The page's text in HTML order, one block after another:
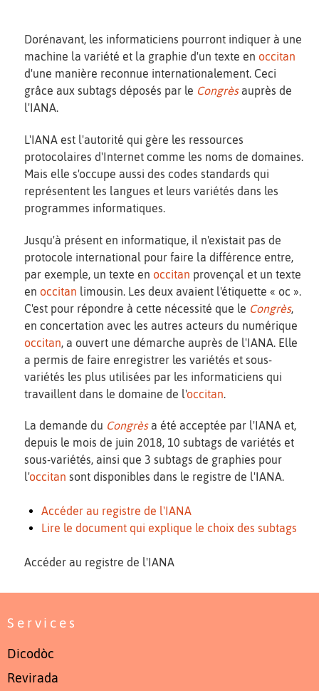
Dorénavant, les informaticiens pourront indiquer à une
machine la variété et la graphie d'un texte en occitan
d'une manière reconnue internationalement. Ceci
grâce aux subtags déposés par le Congrèsauprès de
l'IANA.
L'IANA est l'autorité qui gère les ressources
protocolaires d'Internet comme les noms de domaines.
Mais elle s'occupe aussi des codes standards qui
représentent les langues et leurs variétés dans les
programmes informatiques.
Jusqu'à présent en informatique, il n'existait pas de
protocole international pour faire la différence entre,
par exemple, un texte en occitan provençal et un texte
en occitan limousin. Les deux avaient l'étiquette « oc ».
C'est pour répondre à cette nécessité que le Congrès,
en concertation avec les autres acteurs du numérique
occitan, a ouvert une démarche auprès de l'IANA. Elle
a permis de faire enregistrer les variétés et sous-
variétés les plus utilisées par les informaticiens qui
travaillent dans le domaine de l'occitan.
La demande du Congrèsa été acceptée par l'IANA et,
depuis le mois de juin 2018, 10 subtags de variétés et
sous-variétés, ainsi que 3 subtags de graphies pour
l'occitan sont disponibles dans le registre de l'IANA.
Accéder au registre de l'IANA
Lire le document qui explique le choix des subtags
Accéder au registre de l'IANA
Services
Dicodòc
Revirada